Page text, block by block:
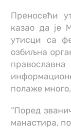
Преносећи
казао да је
утисци са
озбиљна
полаже
“Поред
манастира,